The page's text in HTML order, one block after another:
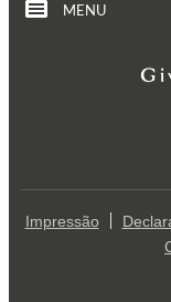
MENU
Impressão